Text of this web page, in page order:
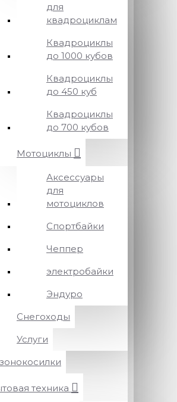
для
квадроциклам
Квадроциклы
до 1000 кубов
Квадроциклы
до 450 куб
Квадроциклы
до 700 кубов
Мотоциклы
Аксессуары
для
мотоциклов
Спортбайки
Чеппер
электробайки
Эндуро
Снегоходы
Услуги
техника